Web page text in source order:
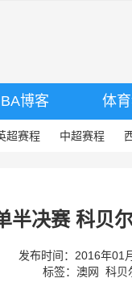
博客 体
超赛程 中超赛程
半决赛 科贝
发布时间：2016年01
标签： 澳网 科贝